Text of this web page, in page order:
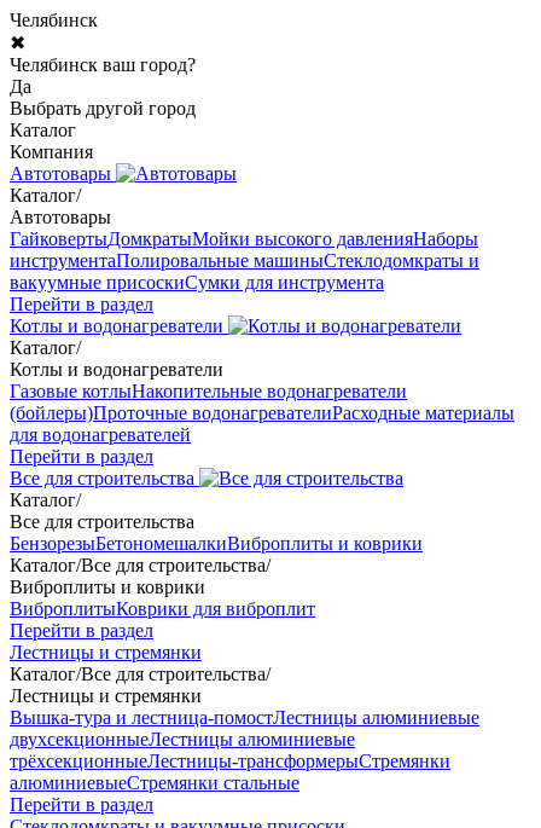
Челябинск
✖
Челябинск ваш город?
Да
Выбрать другой город
Каталог
Компания
Автотовары
Каталог/
Автотовары
ГайковертыДомкратыМойки высокого давленияНаборы
инструментаПолировальные машиныСтеклодомкраты и
вакуумные присоскиСумки для инструмента
Перейти в раздел
Котлы и водонагреватели
Каталог/
Котлы и водонагреватели
Газовые котлыНакопительные водонагреватели
(бойлеры)Проточные водонагревателиРасходные материалы
для водонагревателей
Перейти в раздел
Все для строительства
Каталог/
Все для строительства
БензорезыБетономешалкиВиброплиты и коврики
Каталог/Все для строительства/
Виброплиты и коврики
ВиброплитыКоврики для виброплит
Перейти в раздел
Лестницы и стремянки
Каталог/Все для строительства/
Лестницы и стремянки
Вышка-тура и лестница-помостЛестницы алюминиевые
двухсекционныеЛестницы алюминиевые
трёхсекционныеЛестницы-трансформерыСтремянки
алюминиевыеСтремянки стальные
Перейти в раздел